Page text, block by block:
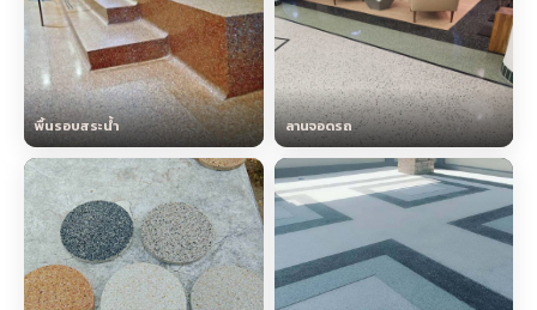
พื้นรอบสระน้ำ ลานจอดรถ